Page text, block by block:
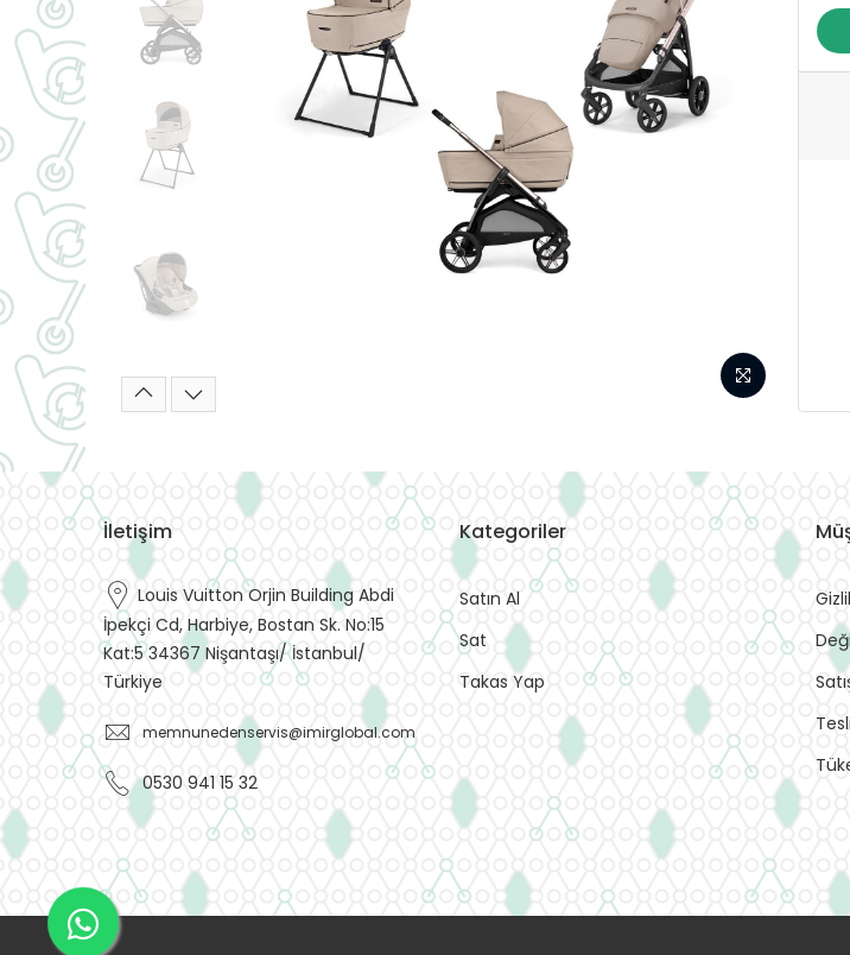
İletişim
Louis Vuitton Orjin Building Abdi
İpekçi Cd, Harbiye, Bostan Sk. No:15
Kat:5 34367 Nişantaşı/ İstanbul/
Türkiye
memnunedenservis@imirglobal.com
0530 941 15 32
Kategoriler
Satın Al
Sat
Takas Yap